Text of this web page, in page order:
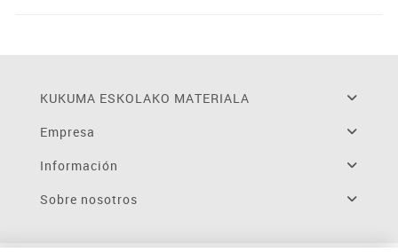
KUKUMA ESKOLAKO MATERIALA
Empresa
Información
Sobre nosotros